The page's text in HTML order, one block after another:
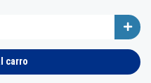
carro